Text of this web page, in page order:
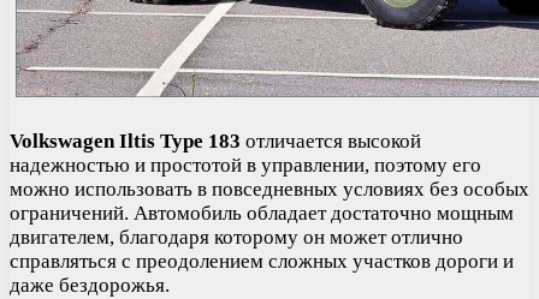
Volkswagen Iltis Type 183 отличается высокой
надежностью и простотой в управлении, поэтому его
можно использовать в повседневных условиях без особых
ограничений. Автомобиль обладает достаточно мощным
двигателем, благодаря которому он может отлично
справляться с преодолением сложных участков дороги и
даже бездорожья.